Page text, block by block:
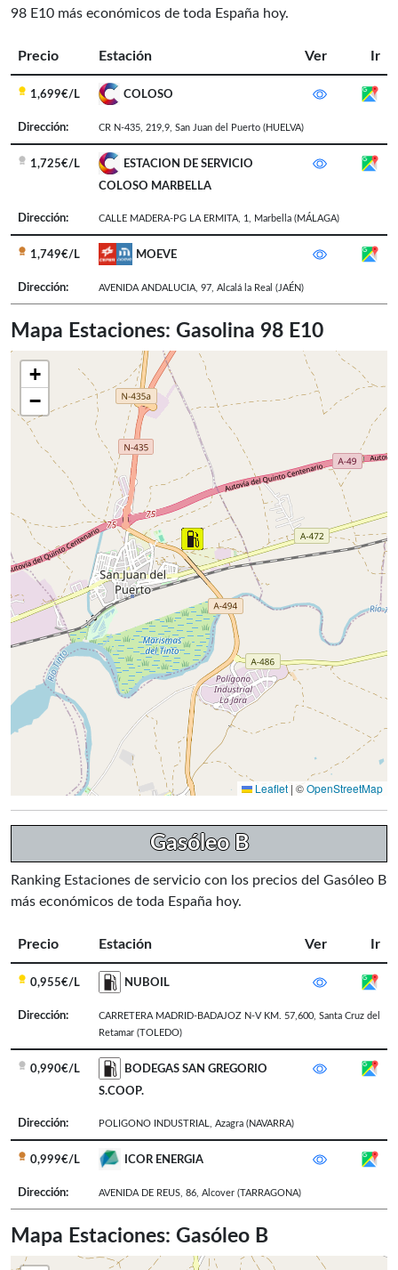
98 E10 más económicos de toda España hoy.
Precio Estación Ver Ir
1,699€/L COLOSO
Dirección: CR N-435, 219,9 San Juan del Puerto (HUELVA)
1,725€/L
ESTACION DE SERVICIO
COLOSO MARBELLA
Dirección: CALLE MADERA-PG LA ERMITA, 1 Marbella (MÁLAGA)
1,749€/L MOEVE
Dirección: AVENIDA ANDALUCIA, 97 Alcalá la Real (JAÉN)
Mapa Estaciones: Gasolina 98 E10
+
−
Leaflet | ©OpenStreetMap
Gasóleo B
Ranking Estaciones de servicio con los precios del Gasóleo B
más económicos de toda España hoy.
Precio Estación Ver Ir
0,955€/L NUBOIL
Dirección: CARRETERA MADRID-BADAJOZ N-V KM. 57,600 Santa Cruz del
Retamar (TOLEDO)
0,990€/L
BODEGAS SAN GREGORIO
S.COOP.
Dirección: POLIGONO INDUSTRIAL Azagra (NAVARRA)
0,999€/L ICOR ENERGIA
Dirección: AVENIDA DE REUS, 86 Alcover (TARRAGONA)
Mapa Estaciones: Gasóleo B